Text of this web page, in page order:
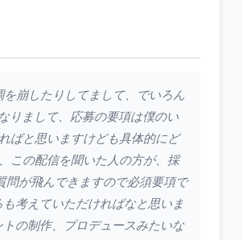
崩したりしてまして、でいろん
りまして、応募の要項は僕のい
ばと思いますけども具体的にど
この配信を聞いた人の方が、採
問が飛んできますので必須要項で
考えていただければなと思いま
の制作、プロデュースみたいな